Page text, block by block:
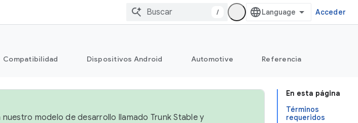
/ Acceder
Compatibilidad Dispositivos Android Automotive Referencia
En esta página
Términos
requeridos
modelo de desarrollo llamado Trunk Stable y